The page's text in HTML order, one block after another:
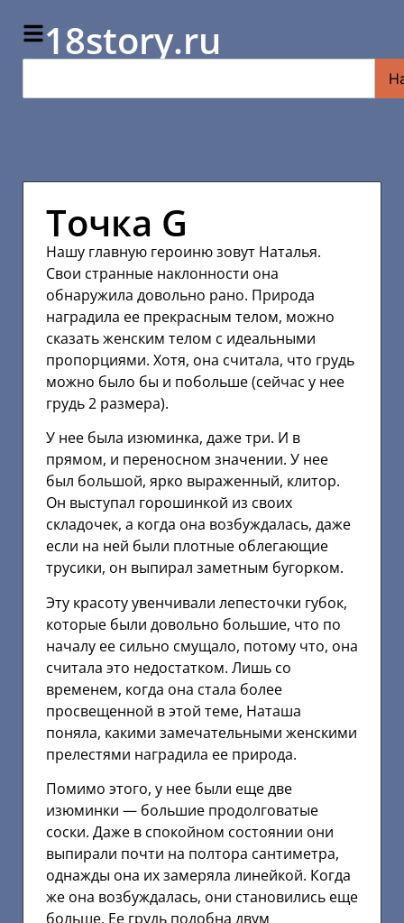
18story.ru
Точка G
Нашу главную героиню зовут Наталья.
Свои странные наклонности она
обнаружила довольно рано. Природа
наградила ее прекрасным телом, можно
сказать женским телом с идеальными
пропорциями. Хотя, она считала, что грудь
можно было бы и побольше (сейчас у нее
грудь 2 размера).
У нее была изюминка, даже три. И в
прямом, и переносном значении. У нее
был большой, ярко выраженный, клитор.
Он выступал горошинкой из своих
складочек, а когда она возбуждалась, даже
если на ней были плотные облегающие
трусики, он выпирал заметным бугорком.
Эту красоту увенчивали лепесточки губок,
которые были довольно большие, что по
началу ее сильно смущало, потому что, она
считала это недостатком. Лишь со
временем, когда она стала более
просвещенной в этой теме, Наташа
поняла, какими замечательными женскими
прелестями наградила ее природа.
Помимо этого, у нее были еще две
изюминки — большие продолговатые
соски. Даже в спокойном состоянии они
выпирали почти на полтора сантиметра,
однажды она их замеряла линейкой. Когда
же она возбуждалась, они становились еще
больше. Ее грудь подобна двум